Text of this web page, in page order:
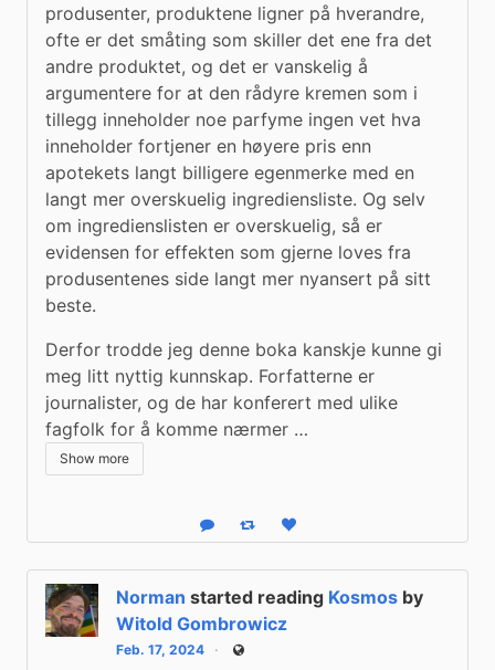
produsenter, produktene ligner på hverandre,
ofte er det småting som skiller det ene fra det
andre produktet, og det er vanskelig å
argumentere for at den rådyre kremen som i
tillegg inneholder noe parfyme ingen vet hva
inneholder fortjener en høyere pris enn
apotekets langt billigere egenmerke med en
langt mer overskuelig ingrediensliste. Og selv
om ingredienslisten er overskuelig, så er
evidensen for effekten som gjerne loves fra
produsentenes side langt mer nyansert på sitt
beste.
Derfor trodde jeg denne boka kanskje kunne gi
meg litt nyttig kunnskap. Forfatterne er
journalister, og de har konferert med ulike
fagfolk for å komme nærmer …
Show more
Reply Boost statusLike status
Norman started reading Kosmos by
Witold Gombrowicz
Feb. 17, 2024 Public